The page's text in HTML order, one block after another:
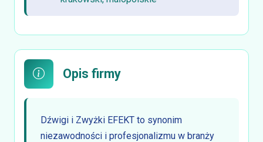
Opis firmy
Dźwigi i Zwyżki EFEKT to synonim
niezawodności i profesjonalizmu w branży